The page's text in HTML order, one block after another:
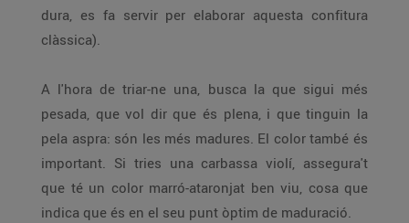
dura, es fa servir per elaborar aquesta confitura
clàssica).
A l'hora de triar-ne una, busca la que sigui més
pesada, que vol dir que és plena, i que tinguin la
pela aspra: són les més madures. El color també és
important. Si tries una carbassa violí, assegura't
que té un color marró-ataronjat ben viu, cosa que
indica que és en el seu punt òptim de maduració.